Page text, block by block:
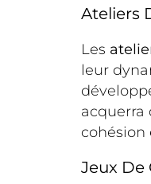
Ateliers
Les
leur
acquerra
cohésion
Jeux De